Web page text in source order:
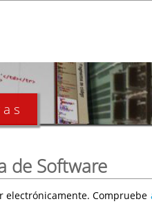
de Software
electrónicamente. Compruebe